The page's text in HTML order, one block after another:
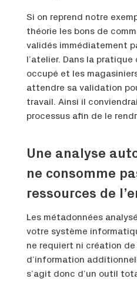
Si on reprend notre
théorie les bons de
validés immédiatement
l’atelier. Dans la
occupé et les
attendre sa validation
travail. Ainsi il
processus afin de le
Une analyse
ne consomme
ressources de
Les métadonnées
votre système
ne requiert ni création
d’information
s’agit donc d’un outil